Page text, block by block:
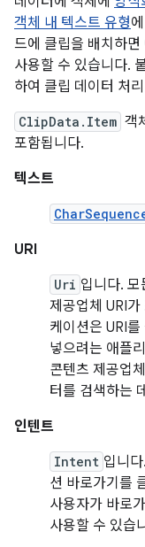
객체 내 텍스트 유형
드에 클립을 배치하
사용할 수 있습니다.
하여 클립 데이터 처
ClipData.Item 객
포함됩니다.
텍스트
URI
Uri 입니다.
제공업체 URI
케이션은 URI
넣으려는 애플
콘텐츠 제공업
터를 검색하는
인텐트
Intent 입니
션 바로가기를
사용자가 바로
사용할 수 있습